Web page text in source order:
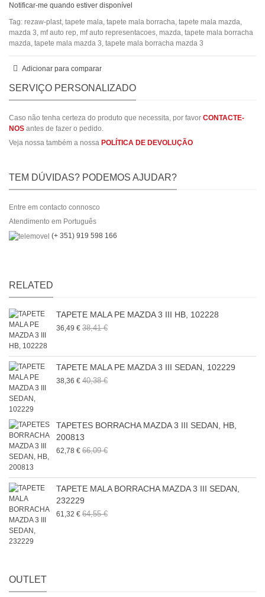
Notificar-me quando estiver disponível
Tag: rezaw-plast tapete mala tapete mala borracha tapete mala mazda
mazda 3 mf auto rep mf auto representacoes mazda tapete mala borracha
mazda tapete mala mazda 3 tapete mala borracha mazda 3
Adicionar para comparar
SERVIÇO PERSONALIZADO
Caso não tenha certeza do produto que necessita, por favor CONTACTE-
NOS antes de fazer o pedido.
Veja nossa também a nossa POLÍTICA DE DEVOLUÇÃO
TEM DÚVIDAS? PODEMOS AJUDAR?
Entre em contacto connosco
Atendimento em Português
(+ 351) 919 598 166
RELATED
TAPETE MALA PE MAZDA 3 III HB, 102228
36,49 € 38,41 €
TAPETE MALA PE MAZDA 3 III SEDAN, 102229
38,36 € 40,38 €
TAPETES BORRACHA MAZDA 3 III SEDAN, HB,
200813
62,78 € 66,09 €
TAPETE MALA BORRACHA MAZDA 3 III SEDAN,
232229
61,32 € 64,55 €
OUTLET